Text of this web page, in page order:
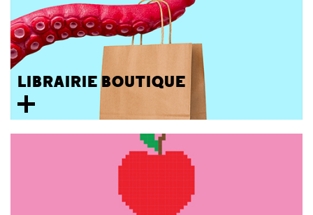
LIBRAIRIE BOUTIQUE